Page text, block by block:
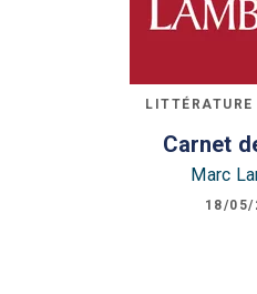
Carnet
Marc
18/05/